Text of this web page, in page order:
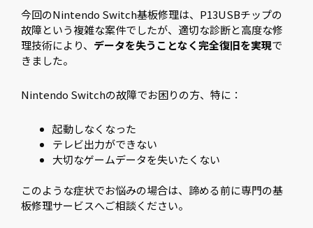
今回のNintendo Switch基板修理は、P13USBチップの
故障という複雑な案件でしたが、適切な診断と高度な修
理技術により、 データを失うことなく完全復旧を実現で
きました。
Nintendo Switchの故障でお困りの方、特に：
起動しなくなった
テレビ出力ができない
大切なゲームデータを失いたくない
このような症状でお悩みの場合は、諦める前に専門の基
板修理サービスへご相談ください。